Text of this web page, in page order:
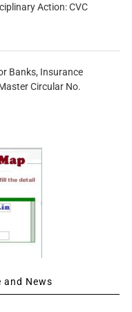
Action: CVC
Banks, Insurance
Circular No.
and News